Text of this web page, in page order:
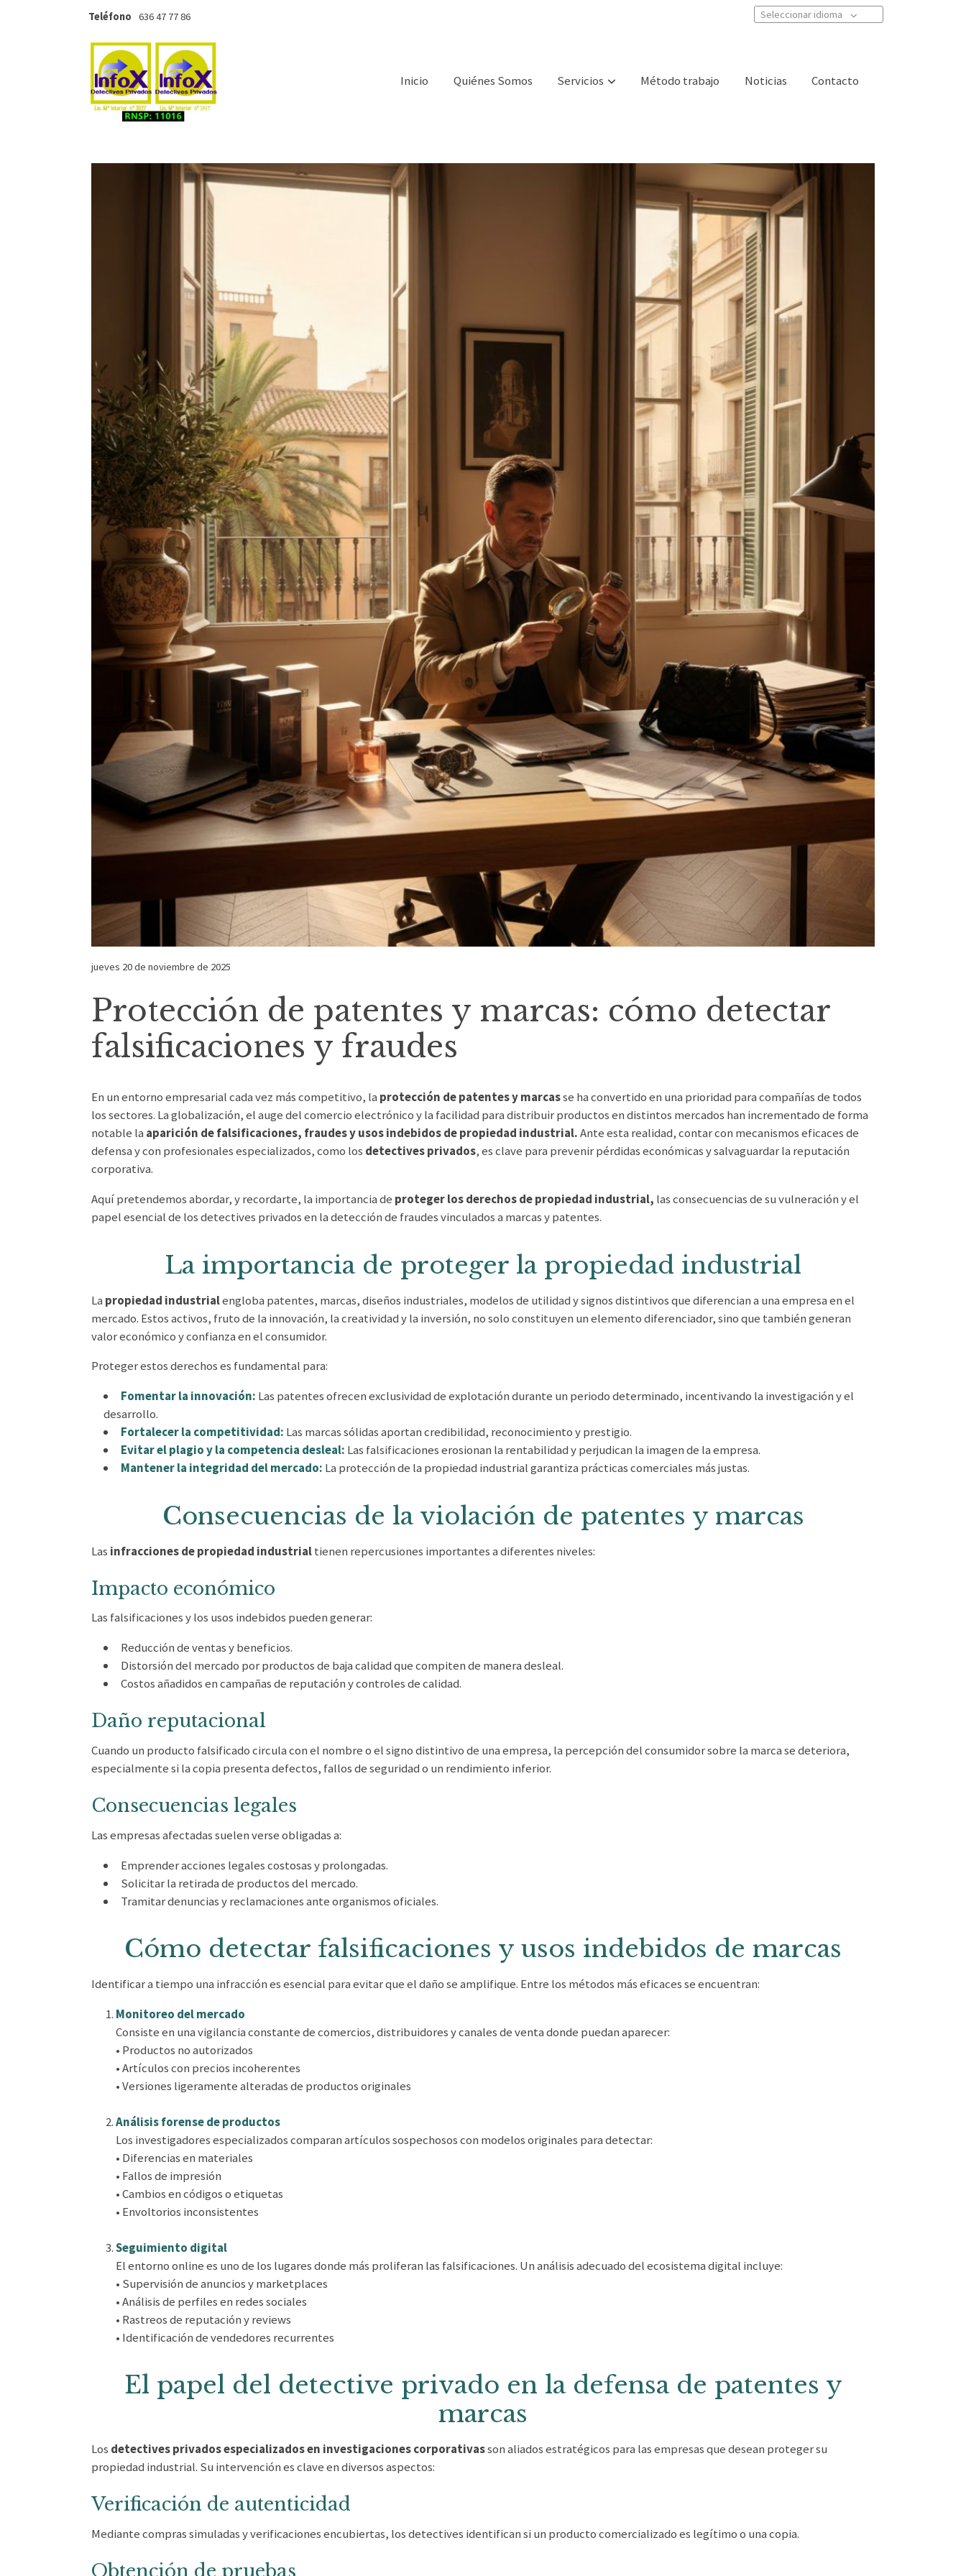
Teléfono 636 47 77 86 Seleccionar idioma
Inicio Quiénes Somos Servicios Método trabajo Noticias Contacto
jueves 20 de noviembre de 2025
Protección de patentes y marcas: cómo detectar
falsificaciones y fraudes
En un entorno empresarial cada vez más competitivo, la protección de patentes y marcasse ha convertido en una prioridad para compañías de todos
los sectores. La globalización, el auge del comercio electrónico y la facilidad para distribuir productos en distintos mercados han incrementado de forma
notable la aparición de falsificaciones, fraudes y usos indebidos de propiedad industrial.Ante esta realidad, contar con mecanismos eficaces de
defensa y con profesionales especializados, como los detectives privados, es clave para prevenir pérdidas económicas y salvaguardar la reputación
corporativa.
Aquí pretendemos abordar, y recordarte, la importancia de proteger los derechos de propiedad industrial, las consecuencias de su vulneración y el
papel esencial de los detectives privados en la detección de fraudes vinculados a marcas y patentes.
La importancia de proteger la propiedad industrial
La propiedad industrialengloba patentes, marcas, diseños industriales, modelos de utilidad y signos distintivos que diferencian a una empresa en el
mercado. Estos activos, fruto de la innovación, la creatividad y la inversión, no solo constituyen un elemento diferenciador, sino que también generan
valor económico y confianza en el consumidor.
Proteger estos derechos es fundamental para:
Fomentar la innovación: Las patentes ofrecen exclusividad de explotación durante un periodo determinado, incentivando la investigación y el
desarrollo.
Fortalecer la competitividad: Las marcas sólidas aportan credibilidad, reconocimiento y prestigio.
Evitar el plagio y la competencia desleal: Las falsificaciones erosionan la rentabilidad y perjudican la imagen de la empresa.
Mantener la integridad del mercado: La protección de la propiedad industrial garantiza prácticas comerciales más justas.
Consecuencias de la violación de patentes y marcas
Las infracciones de propiedad industrialtienen repercusiones importantes a diferentes niveles:
Impacto económico
Las falsificaciones y los usos indebidos pueden generar:
Reducción de ventas y beneficios.
Distorsión del mercado por productos de baja calidad que compiten de manera desleal.
Costos añadidos en campañas de reputación y controles de calidad.
Daño reputacional
Cuando un producto falsificado circula con el nombre o el signo distintivo de una empresa, la percepción del consumidor sobre la marca se deteriora,
especialmente si la copia presenta defectos, fallos de seguridad o un rendimiento inferior.
Consecuencias legales
Las empresas afectadas suelen verse obligadas a:
Emprender acciones legales costosas y prolongadas.
Solicitar la retirada de productos del mercado.
Tramitar denuncias y reclamaciones ante organismos oficiales.
Cómo detectar falsificaciones y usos indebidos de marcas
Identificar a tiempo una infracción es esencial para evitar que el daño se amplifique. Entre los métodos más eficaces se encuentran:
Monitoreo del mercado
Consiste en una vigilancia constante de comercios, distribuidores y canales de venta donde puedan aparecer:
• Productos no autorizados
• Artículos con precios incoherentes
• Versiones ligeramente alteradas de productos originales
Análisis forense de productos
Los investigadores especializados comparan artículos sospechosos con modelos originales para detectar:
• Diferencias en materiales
• Fallos de impresión
• Cambios en códigos o etiquetas
• Envoltorios inconsistentes
Seguimiento digital
El entorno online es uno de los lugares donde más proliferan las falsificaciones. Un análisis adecuado del ecosistema digital incluye:
• Supervisión de anuncios y marketplaces
• Análisis de perfiles en redes sociales
• Rastreos de reputación y reviews
• Identificación de vendedores recurrentes
El papel del detective privado en la defensa de patentes y
marcas
Los detectives privados especializados en investigaciones corporativasson aliados estratégicos para las empresas que desean proteger su
propiedad industrial. Su intervención es clave en diversos aspectos:
Verificación de autenticidad
Mediante compras simuladas y verificaciones encubiertas, los detectives identifican si un producto comercializado es legítimo o una copia.
Obtención de pruebas